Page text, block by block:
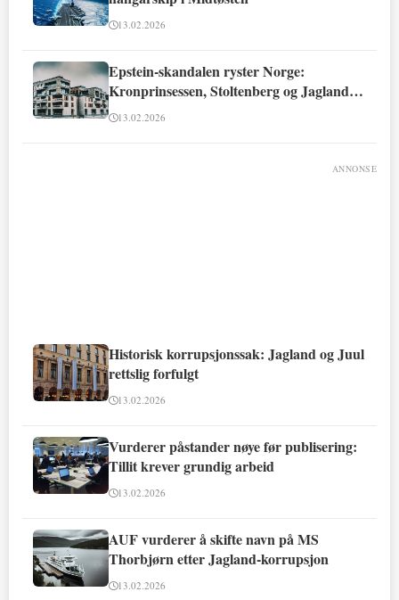
13.02.2026
Epstein-skandalen ryster Norge:
Kronprinsessen, Stoltenberg og Jagland
involvert
13.02.2026
ANNONSE
Historisk korrupsjonssak: Jagland og Juul
rettslig forfulgt
13.02.2026
Vurderer påstander nøye før publisering:
Tillit krever grundig arbeid
13.02.2026
AUF vurderer å skifte navn på MS
Thorbjørn etter Jagland-korrupsjon
13.02.2026